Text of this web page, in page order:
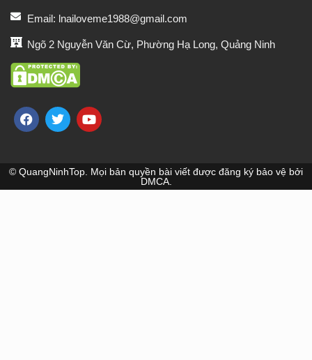
Email: lnailoveme1988@gmail.com
Ngõ 2 Nguyễn Văn Cừ, Phường Hạ Long, Quảng Ninh
© QuangNinhTop. Mọi bản quyền bài viết được đăng ký bảo vệ bởi
DMCA.